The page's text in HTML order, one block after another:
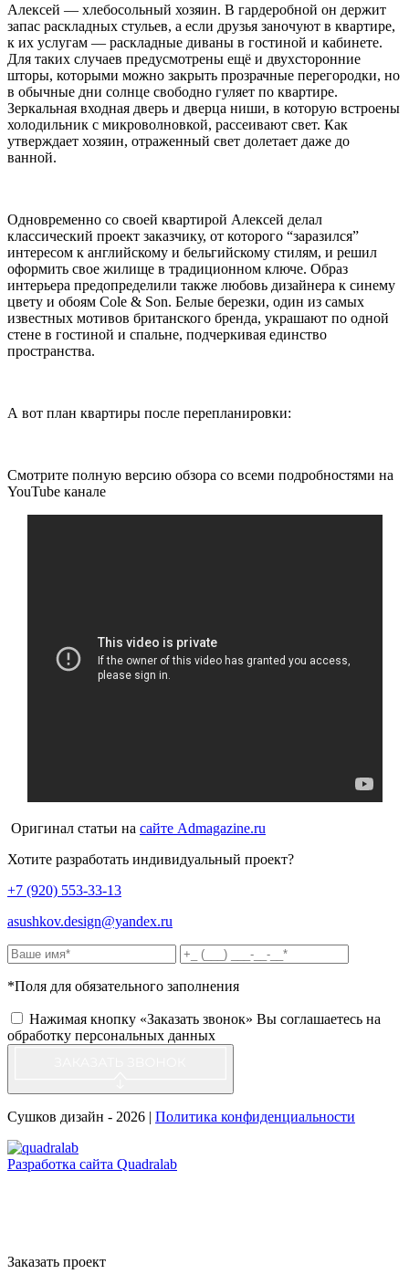
Алексей — хлебосольный хозяин. В гардеробной он держит
запас раскладных стульев, а если друзья заночуют в квартире,
к их услугам — раскладные диваны в гостиной и кабинете.
Для таких случаев предусмотрены ещё и двухсторонние
шторы, которыми можно закрыть прозрачные перегородки, но
в обычные дни солнце свободно гуляет по квартире.
Зеркальная входная дверь и дверца ниши, в которую встроены
холодильник с микроволновкой, рассеивают свет. Как
утверждает хозяин, отраженный свет долетает даже до
ванной.
Одновременно со своей квартирой Алексей делал
классический проект заказчику, от которого “заразился”
интересом к английскому и бельгийскому стилям, и решил
оформить свое жилище в традиционном ключе. Образ
интерьера предопределили также любовь дизайнера к синему
цвету и обоям Cole & Son. Белые березки, один из самых
известных мотивов британского бренда, украшают по одной
стене в гостиной и спальне, подчеркивая единство
пространства.
А вот план квартиры после перепланировки:
Смотрите полную версию обзора со всеми подробностями на
YouTube канале
Оригинал статьи на сайте Admagazine.ru
Хотите разработать индивидуальный проект?
+7 (920) 553-33-13
asushkov.design@yandex.ru
*Поля для обязательного заполнения
Нажимая кнопку «Заказать звонок» Вы соглашаетесь на
обработку персональных данных
Сушков дизайн - 2026 | Политика конфиденциальности
Разработка сайта Quadralab
Заказать проект